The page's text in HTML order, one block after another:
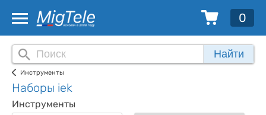
0
Найти
Инструменты
Наборы iek
Инструменты